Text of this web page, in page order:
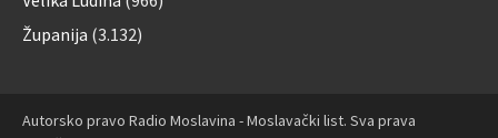
Županija (3.132)
Autorsko pravo Radio Moslavina - Moslavački list. Sva prava